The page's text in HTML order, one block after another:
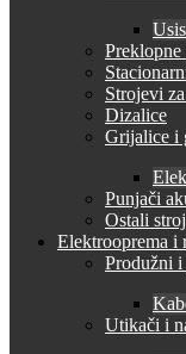
Strojevi
Dizalice
Grijalice i
Punjači
Ostali
Elektrooprema i
Produžni
Utikači i